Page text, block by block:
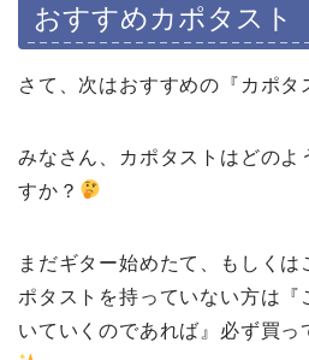
おすすめカポタスト
さて、次はおすすめの『カポタ
みなさん、カポタストはどのよ
すか？
まだギター始めたて、もしくは
ポタストを持っていない方は『
いていくのであれば』必ず買っ